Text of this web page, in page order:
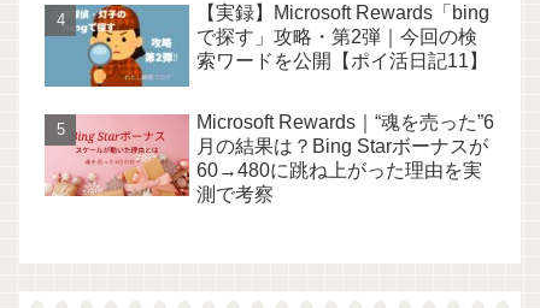
【実録】Microsoft Rewards「bing
で探す」攻略・第2弾｜今回の検
索ワードを公開【ポイ活日記11】
Microsoft Rewards｜“魂を売った”6
月の結果は？Bing Starボーナスが
60→480に跳ね上がった理由を実
測で考察